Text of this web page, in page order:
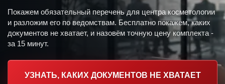
Покажем обязательный перечень для центра косметологии
и разложим его по ведомствам. Бесплатно покажем, каких
документов не хватает, и назовём точную цену комплекта -
за 15 минут.
УЗНАТЬ, КАКИХ ДОКУМЕНТОВ НЕ ХВАТАЕТ